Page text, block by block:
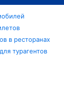
в ресторанах
турагентов